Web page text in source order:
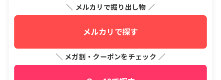
＼ メルカリで掘り出し物 ／
メルカリで探す
＼ メガ割・クーポンをチェック ／